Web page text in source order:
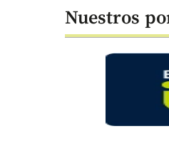
Nuestros